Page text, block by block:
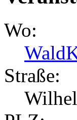
Wo:
Straße: